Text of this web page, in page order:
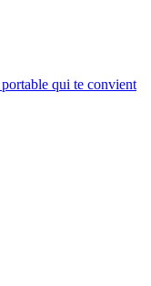
qui te convient